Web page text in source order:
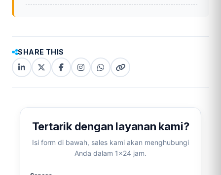
SHARE THIS
LinkedIn
X
(Twitter)
FacebookInstagram
(copy
WhatsApp
Copy
link
Tertarik dengan layanan kami?
Isi form di bawah, sales kami akan menghubungi
Anda dalam 1×24 jam.